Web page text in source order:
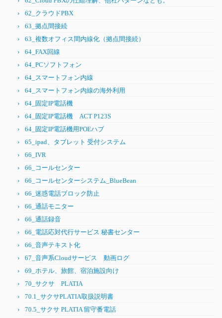
62_クラウドPBX
63_拠点間接続
63_複数オフィス間内線化（拠点間接続）
64_FAX回線
64_PCソフトフォン
64_スマートフォン内線
64_スマートフォン内線の海外利用
64_固定IP電話機
64_固定IP電話機 ACT P123S
64_固定IP電話機用POEハブ
65_ipad、タブレット 受付システム
66_IVR
66_コールセンター
66_コールセンターシステム_BlueBean
66_迷惑電話ブロック防止
66_通話モニター
66_通話録音
66_電話応対代行サービス 秘書センター
66_音声テキスト化
67_音声系Cloudサービス 動画ログ
69_ホテル、旅館、宿泊施設向け
70_サクサ PLATIA
70.1_サクサPLATIA取扱説明書
70.5_サクサ PLATIA 留守番電話